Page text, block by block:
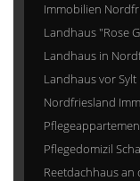
Immobilien
Landhaus "Rose
Landhaus in
Landhaus vor
Nordfriesland
Pflegedomizil
Reetdachhaus an